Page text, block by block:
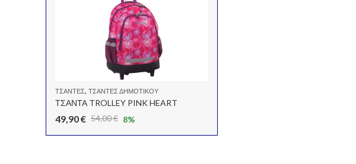
ΤΣΆΝΤΕΣ, ΤΣΑΝΤΕΣ ΔΗΜΟΤΙΚΟΥ
ΤΣΑΝΤΑ TROLLEY PINK HEART
54,00€
Original
49,90€
Η
8%